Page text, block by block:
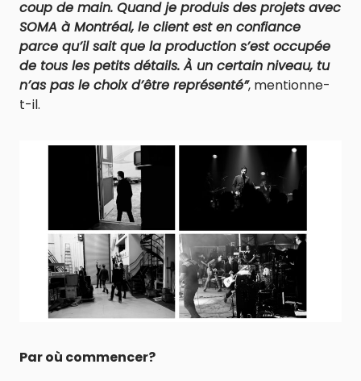
coup de main. Quand je produis des projets avec
SOMA à Montréal, le client est en confiance
parce qu’il sait que la production s’est occupée
de tous les petits détails. À un certain niveau, tu
n’as pas le choix d’être représenté”, mentionne-
t-il.
Par où commencer?